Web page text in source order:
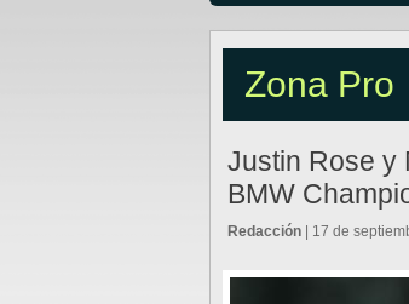
Zona Pro
Justin Rose y
BMW
Redacción | 17 de